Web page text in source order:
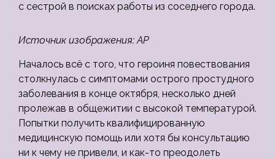
с сестрой в поисках работы из соседнего города.
Источник изображения: AP
Началось всё с того, что героиня повествования
столкнулась с симптомами острого простудного
заболевания в конце октября, несколько дней
пролежав в общежитии с высокой температурой.
Попытки получить квалифицированную
медицинскую помощь или хотя бы консультацию
ни к чему не привели, и как-то преодолеть